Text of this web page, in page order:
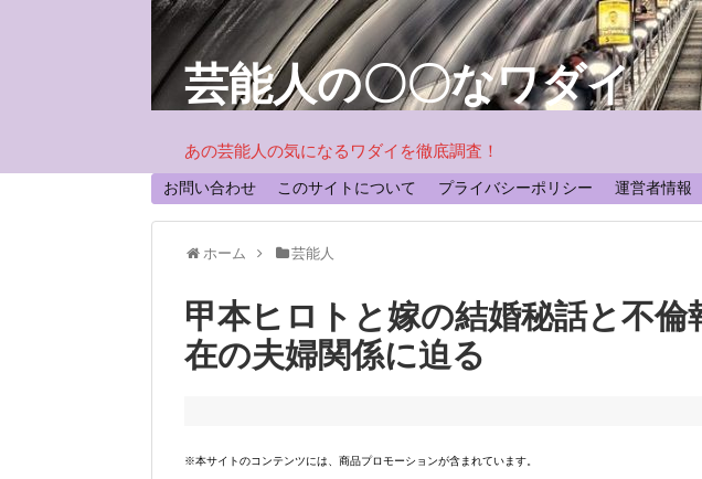
芸能人の〇〇なワダイ
あの芸能人の気になるワダイを徹底調査！
お問い合わせ このサイトについて プライバシーポリシー 運営者情報
ホーム 芸能人
甲本ヒロトと嫁の結婚秘話と不倫
在の夫婦関係に迫る
※本サイトのコンテンツには、商品プロモーションが含まれています。